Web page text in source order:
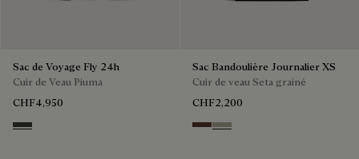
Sac de Voyage Fly 24h
Cuir de Veau Piuma
CHF4,950
Smoked Green
Sac Bandoulière Journalier XS
Cuir de veau Seta grainé
CHF2,200
Soft Brown
Light Kaki